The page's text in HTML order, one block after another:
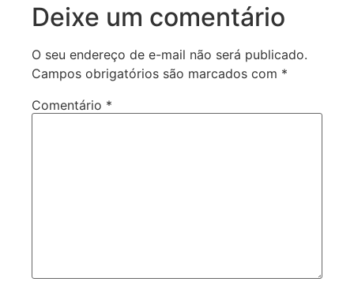
Deixe um comentário
O seu endereço de e-mail não será publicado.
Campos obrigatórios são marcados com *
Comentário *